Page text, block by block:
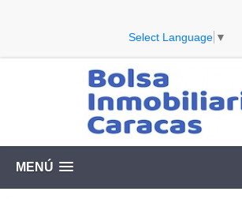
Select Language ▼
MENÚ